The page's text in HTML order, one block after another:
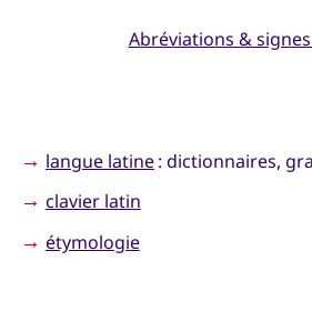
Abréviations &
→ langue latine: dictionnaires,
→ clavier latin
→ étymologie